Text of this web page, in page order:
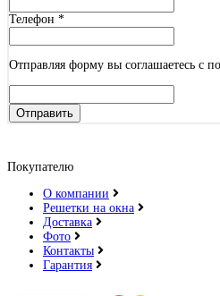
Телефон *
Отправляя форму вы соглашаетесь с
Отправить
Покупателю
О компании
Решетки на окна
Доставка
Фото
Контакты
Гарантия